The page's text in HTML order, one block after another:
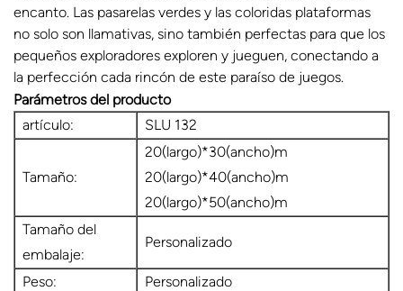
encanto. Las pasarelas verdes y las coloridas plataformas
no solo son llamativas, sino también perfectas para que los
pequeños exploradores exploren y jueguen, conectando a
la perfección cada rincón de este paraíso de juegos.
Parámetros del producto
artículo:
SLU 132
Tamaño:
20(largo)*30(ancho)m
20(largo)*40(ancho)m
20(largo)*50(ancho)m
Tamaño del
embalaje:
Personalizado
Peso:
Personalizado